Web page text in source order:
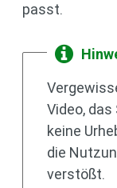
passt.
Video,
keine
die
verstößt.